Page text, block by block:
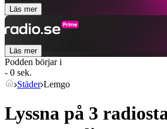
Läs mer
Läs mer
Podden börjar i
- 0 sek.
Städer Lemgo
Lyssna på 3